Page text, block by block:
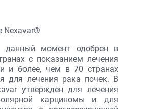
Nexavar®
данный момент одобрен в
с показанием лечения
и более, чем в 70 странах
для лечения рака почек. В
утвержден для лечения
карциномы и для